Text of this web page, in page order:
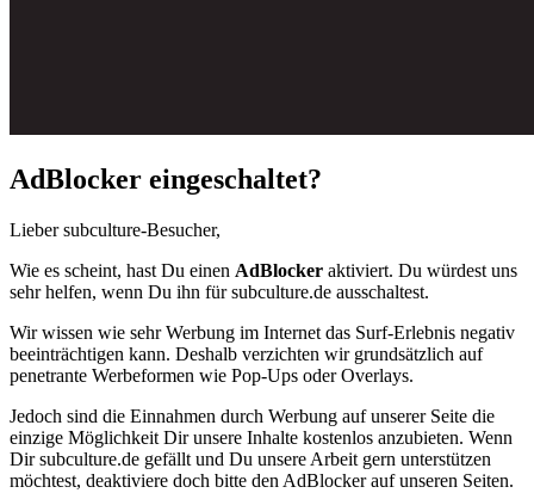
AdBlocker eingeschaltet?
Lieber subculture-Besucher,
Wie es scheint, hast Du einen AdBlocker aktiviert. Du würdest uns
sehr helfen, wenn Du ihn für subculture.de ausschaltest.
Wir wissen wie sehr Werbung im Internet das Surf-Erlebnis negativ
beeinträchtigen kann. Deshalb verzichten wir grundsätzlich auf
penetrante Werbeformen wie Pop-Ups oder Overlays.
Jedoch sind die Einnahmen durch Werbung auf unserer Seite die
einzige Möglichkeit Dir unsere Inhalte kostenlos anzubieten. Wenn
Dir subculture.de gefällt und Du unsere Arbeit gern unterstützen
möchtest, deaktiviere doch bitte den AdBlocker auf unseren Seiten.